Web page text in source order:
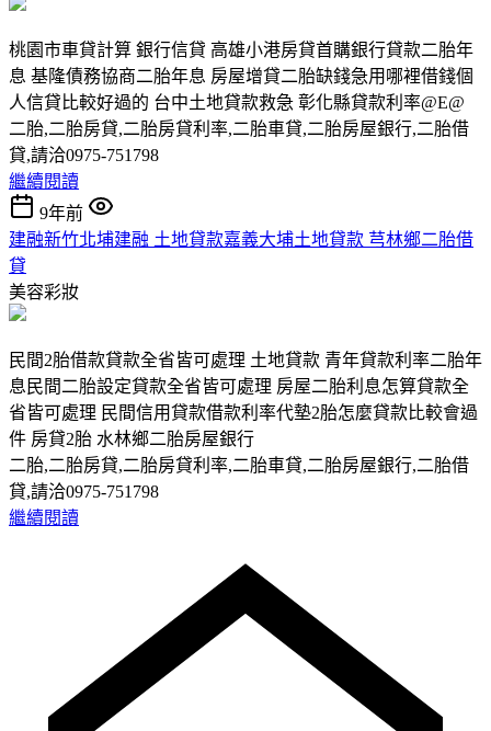
桃園市車貸計算 銀行信貸 高雄小港房貸首購銀行貸款二胎年
息 基隆債務協商二胎年息 房屋增貸二胎缺錢急用哪裡借錢個
人信貸比較好過的 台中土地貸款救急 彰化縣貸款利率@E@
二胎,二胎房貸,二胎房貸利率,二胎車貸,二胎房屋銀行,二胎借
貸,請洽0975-751798
繼續閱讀
9年前
建融新竹北埔建融 土地貸款嘉義大埔土地貸款 芎林鄉二胎借
貸
美容彩妝
民間2胎借款貸款全省皆可處理 土地貸款 青年貸款利率二胎年
息民間二胎設定貸款全省皆可處理 房屋二胎利息怎算貸款全
省皆可處理 民間信用貸款借款利率代墊2胎怎麼貸款比較會過
件 房貸2胎 水林鄉二胎房屋銀行
二胎,二胎房貸,二胎房貸利率,二胎車貸,二胎房屋銀行,二胎借
貸,請洽0975-751798
繼續閱讀